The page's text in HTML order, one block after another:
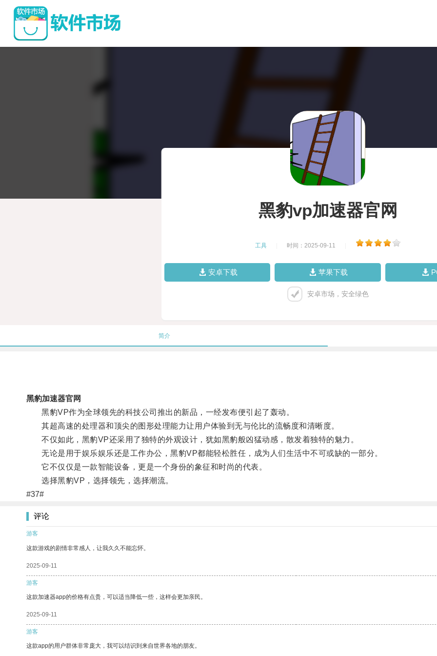
黑豹vp加速器官网
工具 时间：2025-09-11
安卓下载 苹果下载
安卓市场，安全绿色
简介
黑豹加速器官网
黑豹VP作为全球领先的科技公司推出的新品，一经发布便引起了轰动。
其超高速的处理器和顶尖的图形处理能力让用户体验到无与伦比的流畅度和清晰度。
不仅如此，黑豹VP还采用了独特的外观设计，犹如黑豹般凶猛动感，散发着独特的魅力。
无论是用于娱乐娱乐还是工作办公，黑豹VP都能轻松胜任，成为人们生活中不可或缺的一部分。
它不仅仅是一款智能设备，更是一个身份的象征和时尚的代表。
选择黑豹VP，选择领先，选择潮流。
#37#
评论
游客
这款游戏的剧情非常感人，让我久久不能忘怀。
2025-09-11
游客
这款加速器app的价格有点贵，可以适当降低一些，这样会更加亲民。
2025-09-11
游客
这款app的用户群体非常庞大，我可以结识到来自世界各地的朋友。